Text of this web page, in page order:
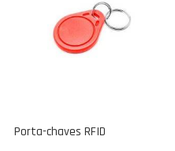
Porta-chaves RFID